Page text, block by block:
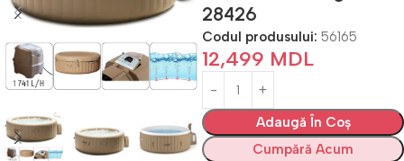
28426
Codul produsului: 56165
12,499 MDL
Adaugă În Coș
Cumpără Acum